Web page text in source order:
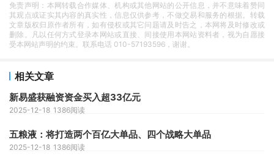
免责声明：本网转载合作媒体、机构或其他网站的公开信息，并不意味着赞同
其观点或证实其内容的真实性，信息仅供参考，不做交易和服务的根据。转载
文章版权归原作者所有，如有侵权或其它问题请及时告之，本网将及时修改或
删除。凡以任何方式登录本网站或直接、间接使用本网站资料者，视为自愿接
受本网站声明的约束。联系电话 010-57193596，谢谢。
相关文章
新易盛获融资资金买入超33亿元
2025-12-18 1386阅读
五粮液：将打造两个百亿大单品、四个战略大单品
2025-12-18 1386阅读